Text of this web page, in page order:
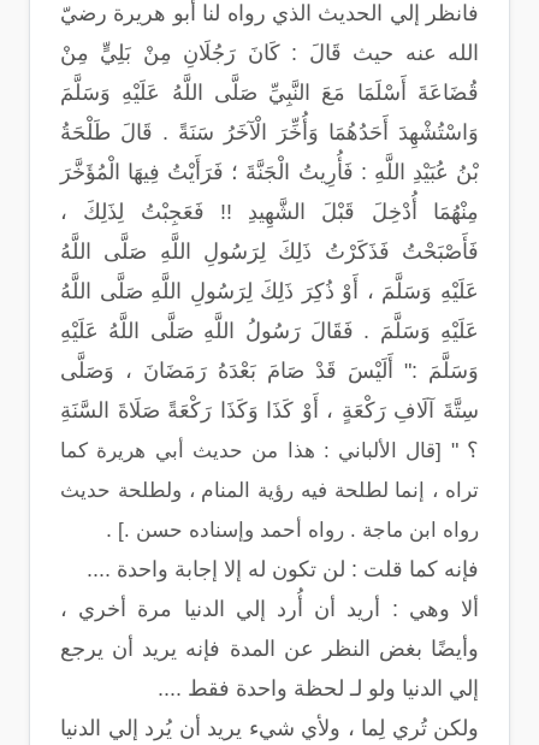
فانظر إلي الحديث الذي رواه لنا أبو هريرة رضيّ
الله عنه حيث قَالَ : كَانَ رَجُلَانِ مِنْ بَلِيٍّ مِنْ
قُضَاعَةَ أَسْلَمَا مَعَ النَّبِيِّ صَلَّى اللَّهُ عَلَيْهِ وَسَلَّمَ
وَاسْتُشْهِدَ أَحَدُهُمَا وَأُخِّرَ الْآخَرُ سَنَةً . قَالَ طَلْحَةُ
بْنُ عُبَيْدِ اللَّهِ : فَأُرِيتُ الْجَنَّةَ ؛ فَرَأَيْتُ فِيهَا الْمُؤَخَّرَ
مِنْهُمَا أُدْخِلَ قَبْلَ الشَّهِيدِ !! فَعَجِبْتُ لِذَلِكَ ،
فَأَصْبَحْتُ فَذَكَرْتُ ذَلِكَ لِرَسُولِ اللَّهِ صَلَّى اللَّهُ
عَلَيْهِ وَسَلَّمَ ، أَوْ ذُكِرَ ذَلِكَ لِرَسُولِ اللَّهِ صَلَّى اللَّهُ
عَلَيْهِ وَسَلَّمَ . فَقَالَ رَسُولُ اللَّهِ صَلَّى اللَّهُ عَلَيْهِ
وَسَلَّمَ :" أَلَيْسَ قَدْ صَامَ بَعْدَهُ رَمَضَانَ ، وَصَلَّى
سِتَّةَ آلَافِ رَكْعَةٍ ، أَوْ كَذَا وَكَذَا رَكْعَةً صَلَاةَ السَّنَةِ
؟ " [قال الألباني : هذا من حديث أبي هريرة كما
تراه ، إنما لطلحة فيه رؤية المنام ، ولطلحة حديث
رواه ابن ماجة . رواه أحمد وإسناده حسن .] .
فإنه كما قلت : لن تكون له إلا إجابة واحدة ....
ألا وهي : أريد أن أُرد إلي الدنيا مرة أخري ،
وأيضًا بغض النظر عن المدة فإنه يريد أن يرجع
إلي الدنيا ولو لـ لحظة واحدة فقط ....
ولكن تُري لِما ، ولأي شيء يريد أن يُرد إلي الدنيا